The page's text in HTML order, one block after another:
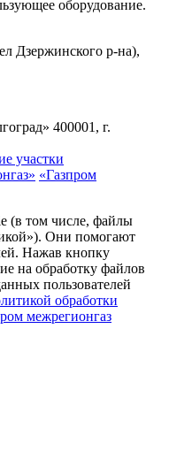
оборудование.
Дзержинского р-на),
400001, г.
участки
«Газпром
(в том числе, файлы
Они помогают
Нажав кнопку
на обработку файлов
пользователей
обработки
межрегионгаз